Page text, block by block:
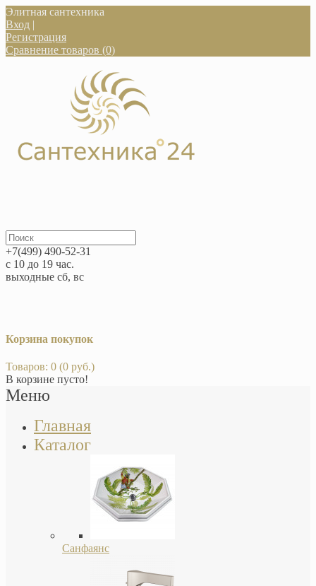
Элитная сантехника
Вход |
Регистрация
Сравнение товаров (0)
+7(499) 490-52-31
с 10 до 19 час.
выходные сб, вс
Корзина покупок
Товаров: 0 (0 руб.)
В корзине пусто!
Меню
Главная
Каталог
Санфаянс